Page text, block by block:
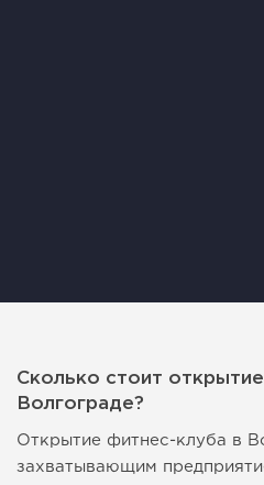
Сколько стоит
Волгограде?
Открытие фитнес-клуба в
захватывающим